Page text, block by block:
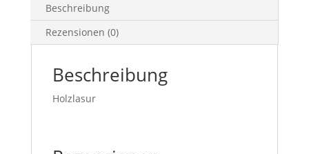
Beschreibung
Rezensionen (0)
Beschreibung
Holzlasur